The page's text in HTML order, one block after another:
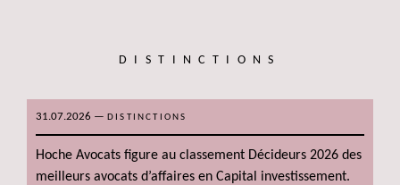
DISTINCTIONS
31.07.2026 — DISTINCTIONS
Hoche Avocats figure au classement Décideurs 2026 des
meilleurs avocats d’affaires en Capital investissement.